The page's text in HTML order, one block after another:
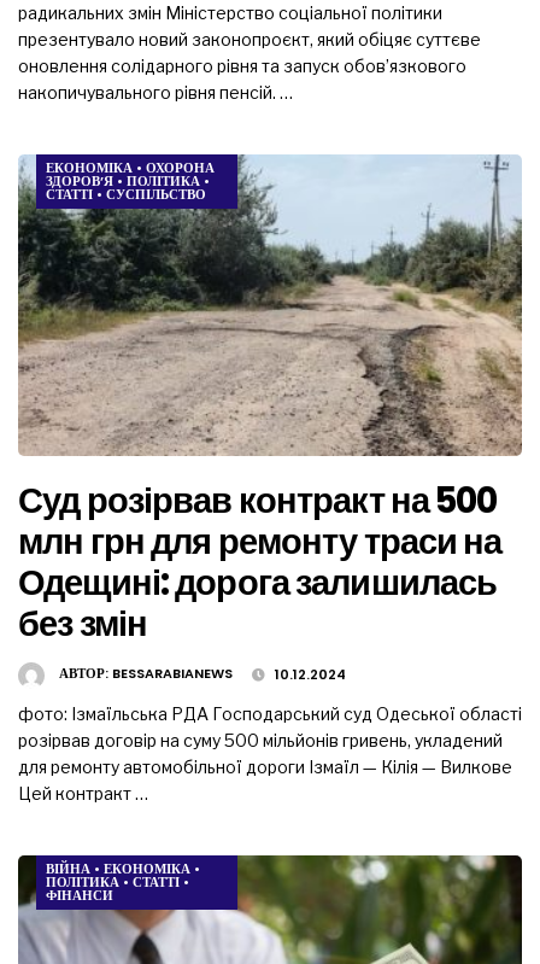
радикальних змін Міністерство соціальної політики
презентувало новий законопроєкт, який обіцяє суттєве
оновлення солідарного рівня та запуск обов’язкового
накопичувального рівня пенсій. …
ЕКОНОМІКА • ОХОРОНА
ЗДОРОВ’Я • ПОЛІТИКА •
СТАТТІ • СУСПІЛЬСТВО
Суд розірвав контракт на 500
млн грн для ремонту траси на
Одещині: дорога залишилась
без змін
АВТОР: BESSARABIANEWS 10.12.2024
фото: Ізмаїльська РДА Господарський суд Одеської області
розірвав договір на суму 500 мільйонів гривень, укладений
для ремонту автомобільної дороги Ізмаїл — Кілія — Вилкове
Цей контракт …
ВІЙНА • ЕКОНОМІКА •
ПОЛІТИКА • СТАТТІ •
ФІНАНСИ